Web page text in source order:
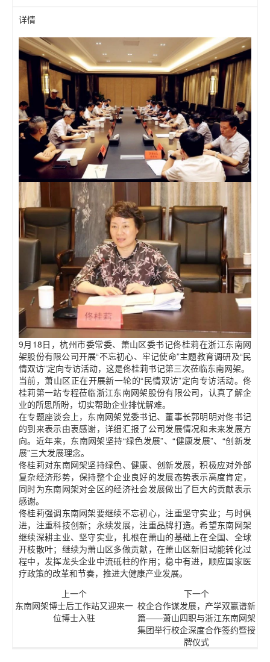
详情
9月18日，杭州市委常委、萧山区委书记佟桂莉在浙江东南网
架股份有限公司开展“不忘初心、牢记使命”主题教育调研及“民
情双访”定向专访活动，这是佟桂莉书记第三次莅临东南网架。
当前，萧山区正在开展新一轮的“民情双访”定向专访活动。佟
桂莉第一站专程莅临浙江东南网架股份有限公司，认真了解企
业的所思所盼，切实帮助企业排忧解难。
在专题座谈会上，东南网架党委书记、董事长郭明明对佟书记
的到来表示由衷感谢，详细汇报了公司发展情况和未来发展方
向。近年来，东南网架坚持“绿色发展”、“健康发展”、“创新发
展”三大发展理念。
佟桂莉对东南网架坚持绿色、健康、创新发展，积极应对外部
复杂经济形势，保持整个企业良好的发展态势表示高度肯定，
同时为东南网架对全区的经济社会发展做出了巨大的贡献表示
感谢。
佟桂莉强调东南网架要继续不忘初心，注重坚守实业；与时俱
进，注重科技创新；永续发展，注重品牌打造。希望东南网架
继续深耕主业、坚守实业，扎根在萧山的基础上在全国、全球
开枝散叶；继续为萧山区多做贡献，在萧山区新旧动能转化过
程中，发挥龙头企业中流砥柱的作用；稳中有进，顺应国家医
疗政策的改革和节奏，推进大健康产业发展。
上一个
东南网架博士后工作站又迎来一
位博士入驻
下一个
校企合作谋发展，产学双赢谱新
篇——萧山四职与浙江东南网架
集团举行校企深度合作签约暨授
牌仪式